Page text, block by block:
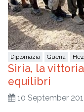
Diplomazia Guerra
Siria, la
equilibri
10 September